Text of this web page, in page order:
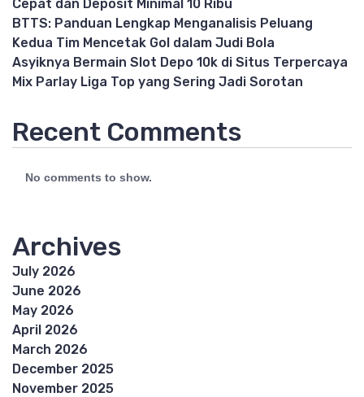
Cepat dan Deposit Minimal 10 Ribu
BTTS: Panduan Lengkap Menganalisis Peluang
Kedua Tim Mencetak Gol dalam Judi Bola
Asyiknya Bermain Slot Depo 10k di Situs Terpercaya
Mix Parlay Liga Top yang Sering Jadi Sorotan
Recent Comments
No comments to show.
Archives
July 2026
June 2026
May 2026
April 2026
March 2026
December 2025
November 2025